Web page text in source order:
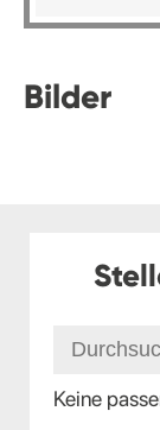
Bilder
Keine